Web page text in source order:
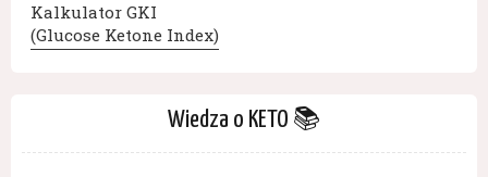
Kalkulator GKI
(Glucose Ketone Index)
Wiedza o KETO 📚